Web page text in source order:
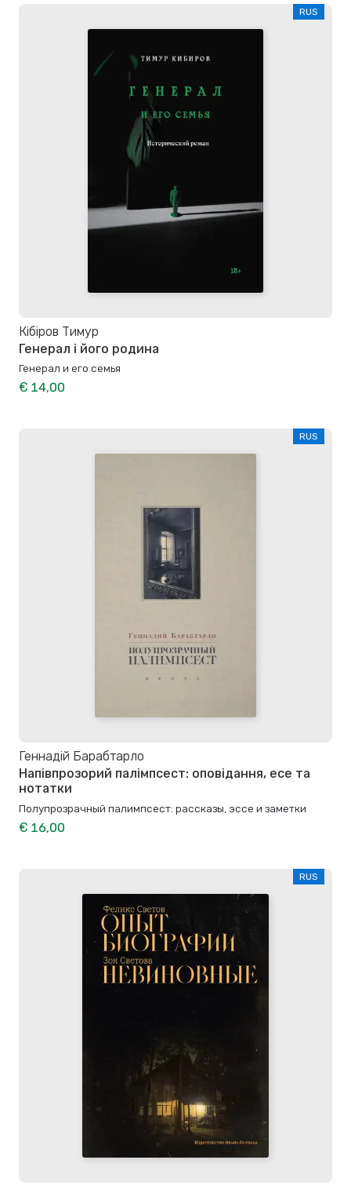
RUS
Кібіров Тимур
Генерал і його родина
Генерал и его семья
€ 14,00
RUS
Геннадій Барабтарло
Напівпрозорий палімпсест: оповідання, есе та
нотатки
Полупрозрачный палимпсест: рассказы, эссе и заметки
€ 16,00
RUS